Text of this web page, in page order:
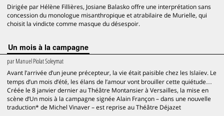
Dirigée par Hélène Fillières, Josiane Balasko offre une interprétation sans
concession du monologue misanthropique et atrabilaire de Murielle, qui
choisit la vindicte comme masque du désespoir.
Un mois à la campagne
parManuel Piolat Soleymat
Avant l’arrivée d’un jeune précepteur, la vie était paisible chez les Islaïev. Le
temps d’un mois d’été, les élans de l’amour vont brouiller cette quiétude…
Créée le 8 janvier dernier au Théâtre Montansier à Versailles, la mise en
scène d’Un mois à la campagne signée Alain Françon – dans une nouvelle
traduction* de Michel Vinaver – est reprise au Théâtre Déjazet